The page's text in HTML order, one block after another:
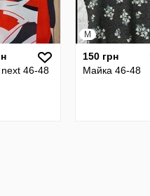
next 46-48
M
150 грн
Майка 46-48